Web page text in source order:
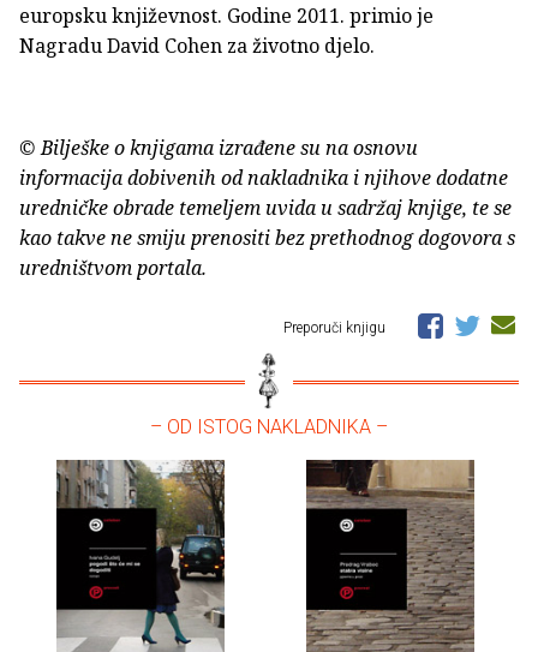
europsku književnost. Godine 2011. primio je
Nagradu David Cohen za životno djelo.
© Bilješke o knjigama izrađene su na osnovu
informacija dobivenih od nakladnika i njihove dodatne
uredničke obrade temeljem uvida u sadržaj knjige, te se
kao takve ne smiju prenositi bez prethodnog dogovora s
uredništvom portala.
Preporuči knjigu
– OD ISTOG NAKLADNIKA –